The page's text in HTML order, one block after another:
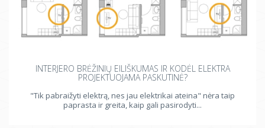
INTERJERO BRĖŽINIŲ EILIŠKUMAS IR KODĖL ELEKTRA
PROJEKTUOJAMA PASKUTINĖ?
"Tik pabraižyti elektrą, nes jau elektrikai ateina" nėra taip
paprasta ir greita, kaip gali pasirodyti...